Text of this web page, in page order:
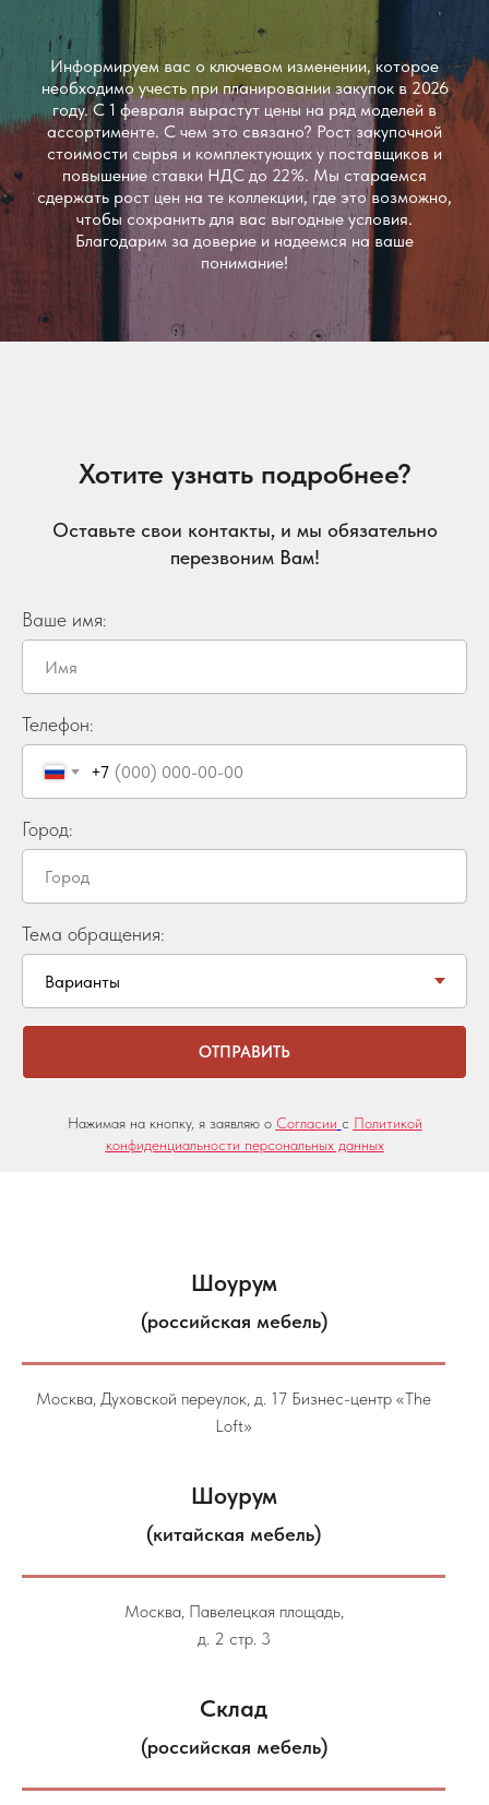
Информируем вас о ключевом изменении, которое
необходимо учесть при планировании закупок в 2026
году. С 1 февраля вырастут цены на ряд моделей в
ассортименте. С чем это связано? Рост закупочной
стоимости сырья и комплектующих у поставщиков и
повышение ставки НДС до 22%. Мы стараемся
сдержать рост цен на те коллекции, где это возможно,
чтобы сохранить для вас выгодные условия.
Благодарим за доверие и надеемся на ваше
понимание!
Хотите узнать подробнее?
Оставьте свои контакты, и мы обязательно
перезвоним Вам!
Ваше имя:
Телефон:
+7
Город:
Тема обращения:
ОТПРАВИТЬ
Нажимая на кнопку, я заявляю о Согласии с Политикой
конфиденциальности персональных данных
Шоурум
(российская мебель)
Москва, Духовской переулок, д. 17 Бизнес-центр «The
Loft»
Шоурум
(китайская мебель)
Москва, Павелецкая площадь,
д. 2 стр. 3
Склад
(российская мебель)